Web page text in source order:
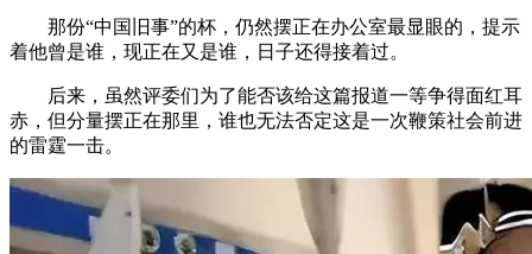
那份“中国旧事”的杯，仍然摆正在办公室最显眼的，提示
着他曾是谁，现正在又是谁，日子还得接着过。
后来，虽然评委们为了能否该给这篇报道一等争得面红耳
赤，但分量摆正在那里，谁也无法否定这是一次鞭策社会前进
的雷霆一击。